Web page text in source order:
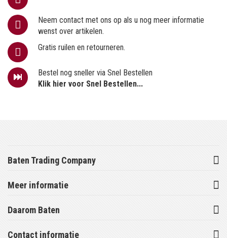
Neem contact met ons op als u nog meer informatie
wenst over artikelen.
Gratis ruilen en retourneren.
Bestel nog sneller via Snel Bestellen
Klik hier voor Snel Bestellen...
Baten Trading Company
Meer informatie
Daarom Baten
Contact informatie